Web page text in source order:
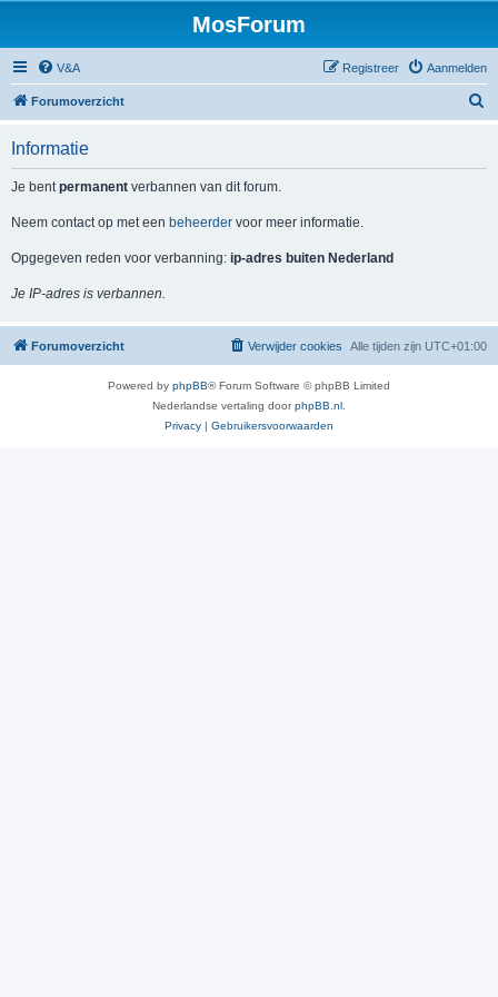
MosForum
V&A Aanmelden
Registreer
Forumoverzicht
Informatie
Je bentpermanent verbannen van dit forum.
Neem contact op met een beheerder voor meer informatie.
Opgegeven reden voor verbanning: ip-adres buiten Nederland
Je IP-adres is verbannen.
Forumoverzicht Alle tijden zijn UTC+01:00
Verwijder cookies
Powered by phpBB® Forum Software © phpBB Limited
Nederlandse vertaling doorphpBB.nl
Privacy | Gebruikersvoorwaarden